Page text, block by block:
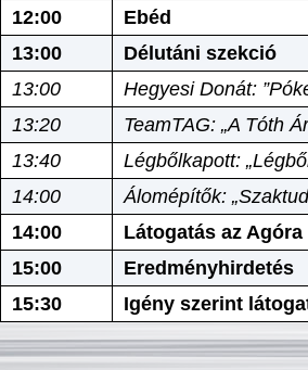
12:00
Ebéd
13:00
Délutáni szekció
13:00
Hegyesi Donát:
13:20
TeamTAG: „A Tóth
13:40
Légbőlkapott:
14:00
Álomépítők:
14:00
Látogatás az
15:00
Eredményhirdetés
15:30
Igény szerint